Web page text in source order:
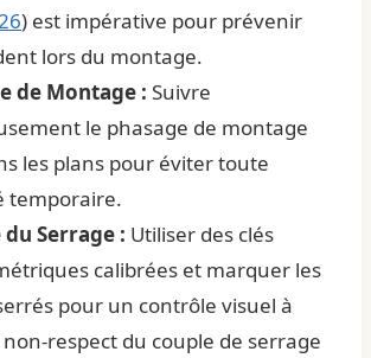
) est impérative pour prévenir
lors du montage.
de Montage : Suivre
le phasage de montage
les plans pour éviter toute
temporaire.
Serrage : Utiliser des clés
calibrées et marquer les
pour un contrôle visuel à
non-respect du couple de serrage